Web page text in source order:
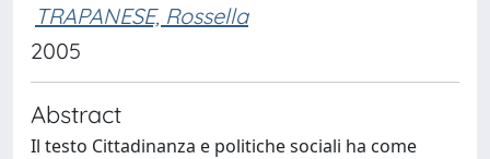
TRAPANESE, Rossella
2005
Abstract
Il testo Cittadinanza e politiche sociali ha come